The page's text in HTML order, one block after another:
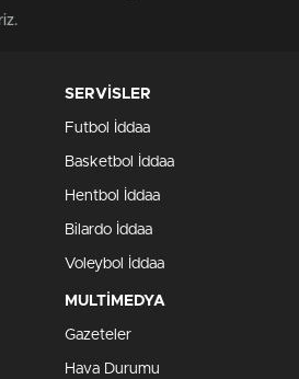
SERVİSLER
Futbol İddaa
Basketbol İddaa
Hentbol İddaa
Bilardo İddaa
Voleybol İddaa
MULTİMEDYA
Gazeteler
Hava Durumu